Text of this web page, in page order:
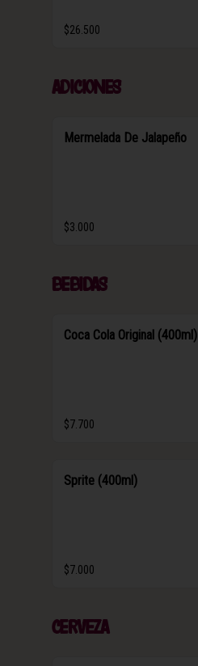
$26.500
Adiciones
Mermelada De Jalapeño
$3.000
Bebidas
Coca Cola Original (400ml)
$7.700
Sprite (400ml)
$7.000
Cerveza